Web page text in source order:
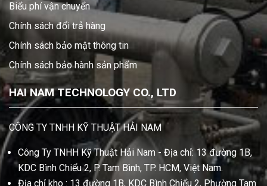
Biểu phí vận chuyển
Chính sách đổi trả hàng
Chính sách bảo mật thông tin
Chính sách bảo hành sản phẩm
HAI NAM TECHNOLOGY CO., LTD
CÔNG TY TNHH KỸ THUẬT HẢI NAM
Công Ty TNHH Kỹ Thuật Hải Nam - Địa chỉ: 13 đường 1B,
KDC Bình Chiểu 2, P. Tam Bình, TP. HCM, Việt Nam.
Địa chỉ kho : 13 đường 1B, KDC Bình Chiểu 2, Phường Tam